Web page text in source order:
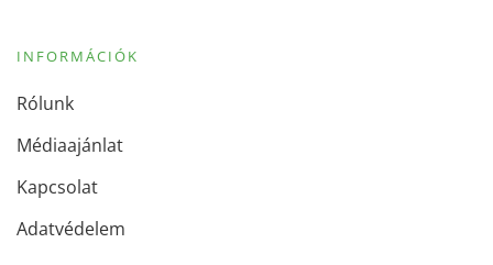
INFORMÁCIÓK
Rólunk
Médiaajánlat
Kapcsolat
Adatvédelem